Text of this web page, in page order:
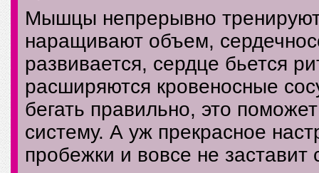
Мышцы непрерывно
наращивают объем,
развивается, сердце бьется
расширяются кровеносные
бегать правильно, это
систему. А уж прекрасное
пробежки и вовсе не заставит